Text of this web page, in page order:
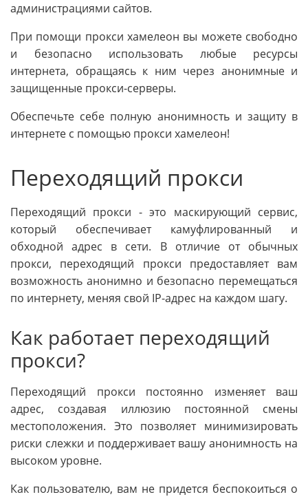
администрациями сайтов.
При помощи прокси хамелеон вы можете свободно
и безопасно использовать любые ресурсы
интернета, обращаясь к ним через анонимные и
защищенные прокси-серверы.
Обеспечьте себе полную анонимность и защиту в
интернете с помощью прокси хамелеон!
Переходящий прокси
Переходящий прокси - это маскирующий сервис,
который обеспечивает камуфлированный и
обходной адрес в сети. В отличие от обычных
прокси, переходящий прокси предоставляет вам
возможность анонимно и безопасно перемещаться
по интернету, меняя свой IP-адрес на каждом шагу.
Как работает переходящий
прокси?
Переходящий прокси постоянно изменяет ваш
адрес, создавая иллюзию постоянной смены
местоположения. Это позволяет минимизировать
риски слежки и поддерживает вашу анонимность на
высоком уровне.
Как пользователю, вам не придется беспокоиться о